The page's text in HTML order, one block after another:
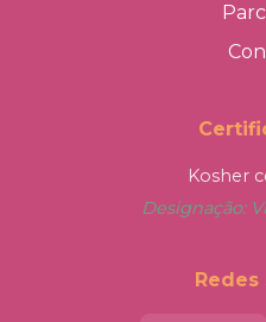
Kosher
Designação: